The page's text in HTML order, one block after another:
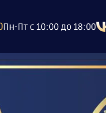
Пн-Пт с 10:00 до 18:00